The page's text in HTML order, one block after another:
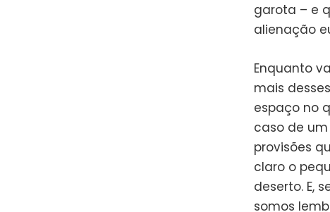
garota – e
alienação
Enquanto
mais
espaço no
caso de
provisões
claro o
deserto. E,
somos